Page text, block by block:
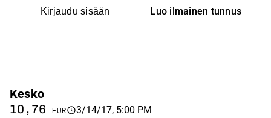
Kirjaudu sisään Luo ilmainen tunnus
Kesko
10,76 EUR 3/14/17, 5:00 PM